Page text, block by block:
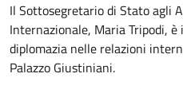
Il Sottosegretario di Stato agli
Internazionale, Maria Tripodi,
diplomazia nelle relazioni
Palazzo Giustiniani.